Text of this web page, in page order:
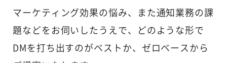
マーケティング効果の悩み、また通知業務の課
題などをお伺いしたうえで、どのような形で
DMを打ち出すのがベストか、ゼロベースから